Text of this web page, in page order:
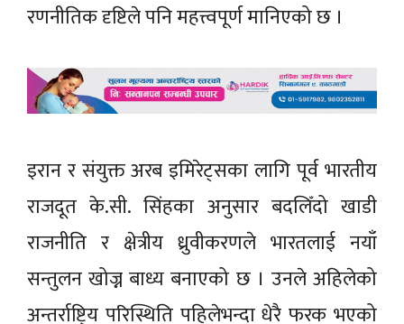
रणनीतिक दृष्टिले पनि महत्त्वपूर्ण मानिएको छ ।
इरान र संयुक्त अरब इमिरेट्सका लागि पूर्व भारतीय
राजदूत के.सी. सिंहका अनुसार बदलिँदो खाडी
राजनीति र क्षेत्रीय ध्रुवीकरणले भारतलाई नयाँ
सन्तुलन खोज्न बाध्य बनाएको छ । उनले अहिलेको
अन्तर्राष्ट्रिय परिस्थिति पहिलेभन्दा धेरै फरक भएको